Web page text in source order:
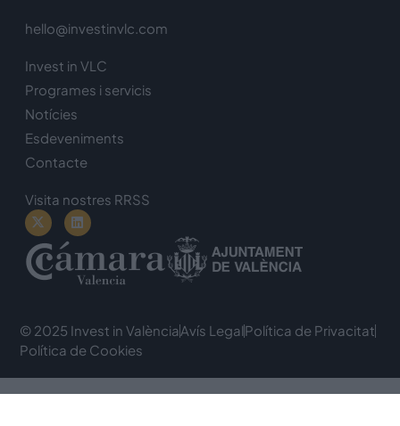
hello@investinvlc.com
Invest in VLC
Programes i servicis
Notícies
Esdeveniments
Contacte
Visita nostres RRSS
© 2025 Invest in ValènciaAvís LegalPolítica de Privacitat
Política de Cookies